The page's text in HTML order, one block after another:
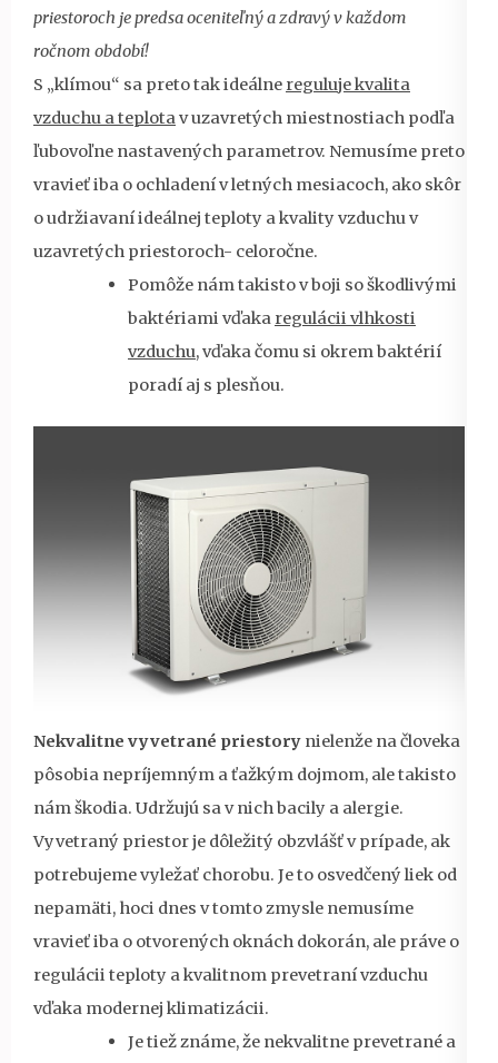
priestoroch je predsa oceniteľný a zdravý v každom
ročnom období!
S „klímou“ sa preto tak ideálne reguluje kvalita
vzduchu a teplotav uzavretých miestnostiach podľa
ľubovoľne nastavených parametrov. Nemusíme preto
vravieť iba o ochladení v letných mesiacoch, ako skôr
o udržiavaní ideálnej teploty a kvality vzduchu v
uzavretých priestoroch- celoročne.
Pomôže nám takisto v boji so škodlivými
baktériami vďaka regulácii vlhkosti
vzduchu, vďaka čomu si okrem baktérií
poradí aj s plesňou.
Nekvalitne vyvetrané priestory nielenže na človeka
pôsobia nepríjemným a ťažkým dojmom, ale takisto
nám škodia. Udržujú sa v nich bacily a alergie.
Vyvetraný priestor je dôležitý obzvlášť v prípade, ak
potrebujeme vyležať chorobu. Je to osvedčený liek od
nepamäti, hoci dnes v tomto zmysle nemusíme
vravieť iba o otvorených oknách dokorán, ale práve o
regulácii teploty a kvalitnom prevetraní vzduchu
vďaka modernej klimatizácii.
Je tiež známe, že nekvalitne prevetrané a